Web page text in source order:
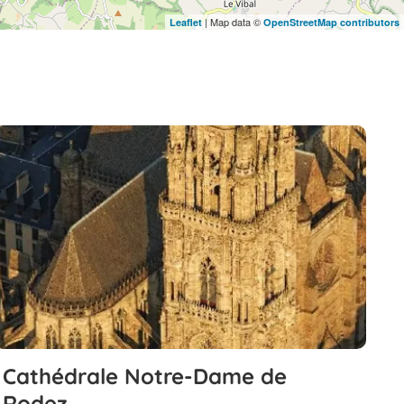
Leaflet| Map data © OpenStreetMap contributors
Cathédrale Notre-Dame de